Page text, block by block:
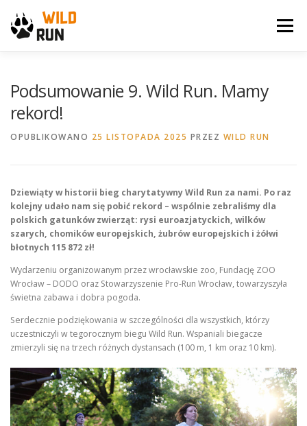
treści
Menu
Podsumowanie 9. Wild Run. Mamy
rekord!
OPUBLIKOWANO 25 LISTOPADA 2025 PRZEZ WILD RUN
Dziewiąty w historii bieg charytatywny Wild Run za nami. Po raz
kolejny udało nam się pobić rekord – wspólnie zebraliśmy dla
polskich gatunków zwierząt: rysi euroazjatyckich, wilków
szarych, chomików europejskich, żubrów europejskich i żółwi
błotnych 115 872 zł!
Wydarzeniu organizowanym przez wrocławskie zoo, Fundację ZOO
Wrocław – DODO oraz Stowarzyszenie Pro-Run Wrocław, towarzyszyła
świetna zabawa i dobra pogoda.
Serdecznie podziękowania w szczególności dla wszystkich, którzy
uczestniczyli w tegorocznym biegu Wild Run. Wspaniali biegacze
zmierzyli się na trzech różnych dystansach (100 m, 1 km oraz 10 km).